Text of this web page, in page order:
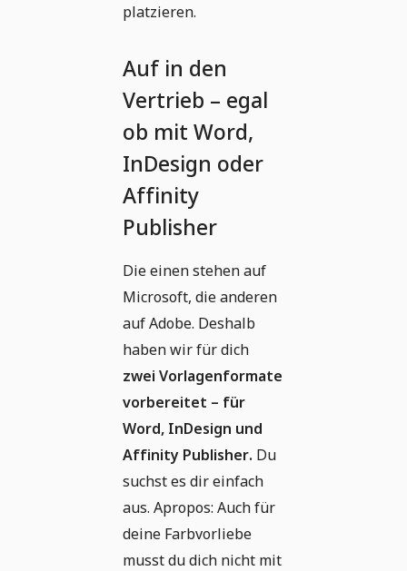
platzieren.
Auf in den
Vertrieb – egal
ob mit Word,
InDesign oder
Affinity
Publisher
Die einen stehen auf
Microsoft, die anderen
auf Adobe. Deshalb
haben wir für dich
zwei Vorlagenformate
vorbereitet – für
Word, InDesign und
Affinity Publisher. Du
suchst es dir einfach
aus. Apropos: Auch für
deine Farbvorliebe
musst du dich nicht mit